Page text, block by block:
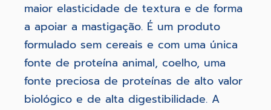
maior elasticidade de textura e de forma
a apoiar a mastigação. É um produto
formulado sem cereais e com uma única
fonte de proteína animal, coelho, uma
fonte preciosa de proteínas de alto valor
biológico e de alta digestibilidade. A